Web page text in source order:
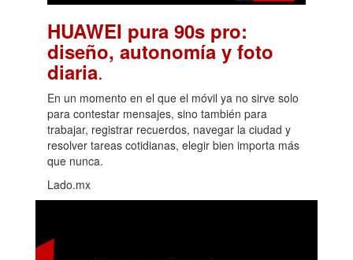
HUAWEI pura 90s pro:
diseño, autonomía y foto
diaria.
En un momento en el que el móvil ya no sirve solo
para contestar mensajes, sino también para
trabajar, registrar recuerdos, navegar la ciudad y
resolver tareas cotidianas, elegir bien importa más
que nunca.
Lado.mx